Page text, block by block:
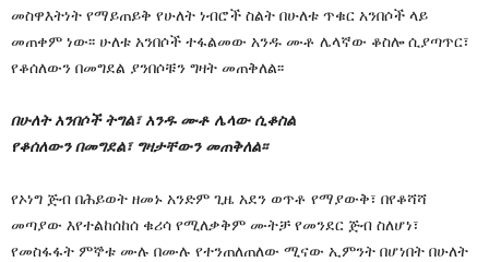
መስዋእትነት የማይጠይቅ የሁለት ነብሮች ስልት በሁለቱ ጥቁር አንበሶች ላይ
መጠቀም ነው፡፡ ሁለቱ አንበሶች ተፋልመው አንዱ ሙቶ ሌላኛው ቆስሎ ሲያጣጥር፣
የቆሰለውን በመግደል ያንበሶቹን ግዛት መጠቅለል፡፡
በሁለት አንበሶች ትግል፣ አንዱ ሙቶ ሌላው ሲቆስል
የቆሰለውን በመግደል፣ ግዛታቸውን መጠቅለል፡፡
የኦነግ ጅብ በሕይወት ዘመኑ አንድም ጊዜ አደን ወጥቶ የማያውቅ፣ በየቆሻሻ
መጣያው እየተልከሰከሰ ቁሪሳ የሚለቃቅም ሙትቻ የመንደር ጅብ ስለሆነ፣
የመስፋፋት ምኞቱ ሙሉ በሙሉ የተንጠለጠለው ሚናው ኢምንት በሆነበት በሁለት